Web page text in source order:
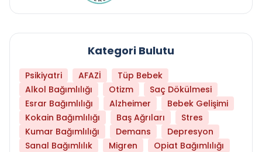
Kategori Bulutu
Psikiyatri AFAZİ
Tüp Bebek
Alkol Bağımlılığı
Otizm
Saç Dökülmesi
Esrar Bağımlılığı
Alzheimer
Bebek Gelişimi
Kokain Bağımlılığı
Baş Ağrıları
Stres
Kumar Bağımlılığı
Demans
Depresyon
Sanal Bağımlılık
Migren
Opiat Bağımlılığı